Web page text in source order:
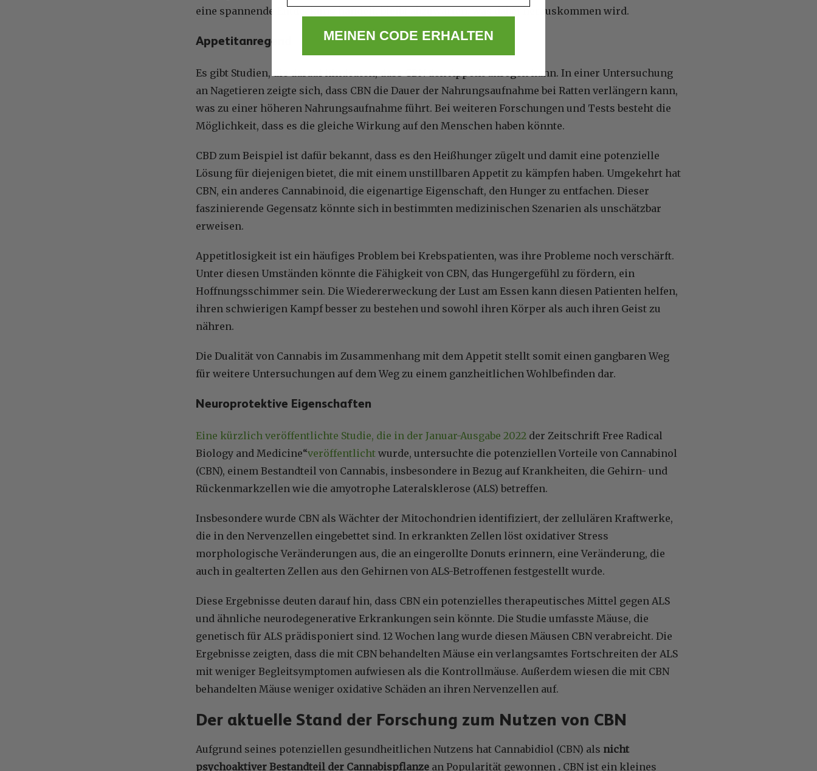
eine spannende Entdeckung handelt, bleibt abzuwarten, was dabei herauskommen wird.
Appetitanregend
Es gibt Studien, die darauf hindeuten, dass CBN den Appetit anregen kann. In einer Untersuchung
an Nagetieren zeigte sich, dass CBN die Dauer der Nahrungsaufnahme bei Ratten verlängern kann,
was zu einer höheren Nahrungsaufnahme führt. Bei weiteren Forschungen und Tests besteht die
Möglichkeit, dass es die gleiche Wirkung auf den Menschen haben könnte.
CBD zum Beispiel ist dafür bekannt, dass es den Heißhunger zügelt und damit eine potenzielle
Lösung für diejenigen bietet, die mit einem unstillbaren Appetit zu kämpfen haben. Umgekehrt hat
CBN, ein anderes Cannabinoid, die eigenartige Eigenschaft, den Hunger zu entfachen. Dieser
faszinierende Gegensatz könnte sich in bestimmten medizinischen Szenarien als unschätzbar
erweisen.
Appetitlosigkeit ist ein häufiges Problem bei Krebspatienten, was ihre Probleme noch verschärft.
Unter diesen Umständen könnte die Fähigkeit von CBN, das Hungergefühl zu fördern, ein
Hoffnungsschimmer sein. Die Wiedererweckung der Lust am Essen kann diesen Patienten helfen,
ihren schwierigen Kampf besser zu bestehen und sowohl ihren Körper als auch ihren Geist zu
nähren.
Die Dualität von Cannabis im Zusammenhang mit dem Appetit stellt somit einen gangbaren Weg
für weitere Untersuchungen auf dem Weg zu einem ganzheitlichen Wohlbefinden dar.
Neuroprotektive Eigenschaften
Eine kürzlich veröffentlichte Studie, die in der Januar-Ausgabe 2022 der Zeitschrift Free Radical
Biology and Medicine“veröffentlicht wurde, untersuchte die potenziellen Vorteile von Cannabinol
(CBN), einem Bestandteil von Cannabis, insbesondere in Bezug auf Krankheiten, die Gehirn- und
Rückenmarkzellen wie die amyotrophe Lateralsklerose (ALS) betreffen.
Insbesondere wurde CBN als Wächter der Mitochondrien identifiziert, der zellulären Kraftwerke,
die in den Nervenzellen eingebettet sind. In erkrankten Zellen löst oxidativer Stress
morphologische Veränderungen aus, die an eingerollte Donuts erinnern, eine Veränderung, die
auch in gealterten Zellen aus den Gehirnen von ALS-Betroffenen festgestellt wurde.
Diese Ergebnisse deuten darauf hin, dass CBN ein potenzielles therapeutisches Mittel gegen ALS
und ähnliche neurodegenerative Erkrankungen sein könnte. Die Studie umfasste Mäuse, die
genetisch für ALS prädisponiert sind. 12 Wochen lang wurde diesen Mäusen CBN verabreicht. Die
Ergebnisse zeigten, dass die mit CBN behandelten Mäuse ein verlangsamtes Fortschreiten der ALS
mit weniger Begleitsymptomen aufwiesen als die Kontrollmäuse. Außerdem wiesen die mit CBN
behandelten Mäuse weniger oxidative Schäden an ihren Nervenzellen auf.
Der aktuelle Stand der Forschung zum Nutzen von CBN
Aufgrund seines potenziellen gesundheitlichen Nutzens hat Cannabidiol (CBN) als nicht
psychoaktiver Bestandteil der Cannabispflanze an Popularität gewonnen . CBN ist ein kleines
MEINEN CODE ERHALTEN